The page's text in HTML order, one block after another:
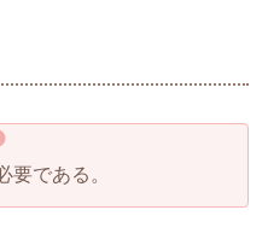
要である。